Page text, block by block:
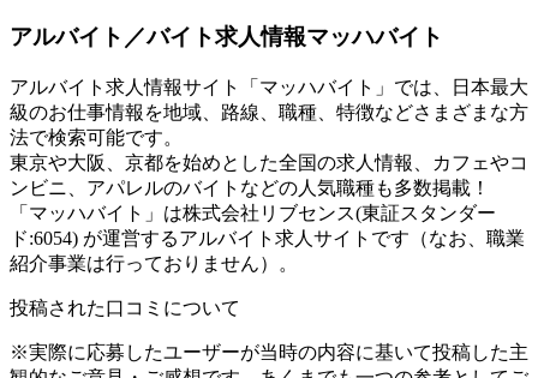
アルバイト／バイト求人情報マッハバイト
アルバイト求人情報サイト「マッハバイト」では、日本最大
級のお仕事情報を地域、路線、職種、特徴などさまざまな方
法で検索可能です。
東京や大阪、京都を始めとした全国の求人情報、カフェやコ
ンビニ、アパレルのバイトなどの人気職種も多数掲載！
「マッハバイト」は株式会社リブセンス(東証スタンダー
ド:6054) が運営するアルバイト求人サイトです（なお、職業
紹介事業は行っておりません）。
投稿された口コミについて
※実際に応募したユーザーが当時の内容に基いて投稿した主